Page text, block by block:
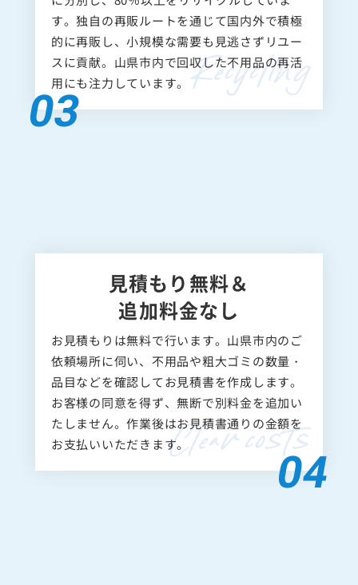
に分別し、80％以上をリサイクルしていま
す。独自の再販ルートを通じて国内外で積極
的に再販し、小規模な需要も見逃さずリユー
スに貢献。山県市内で回収した不用品の再活
用にも注力しています。
見積もり無料＆
追加料金なし
お見積もりは無料で行います。山県市内のご
依頼場所に伺い、不用品や粗大ゴミの数量・
品目などを確認してお見積書を作成します。
お客様の同意を得ず、無断で別料金を追加い
たしません。作業後はお見積書通りの金額を
お支払いいただきます。